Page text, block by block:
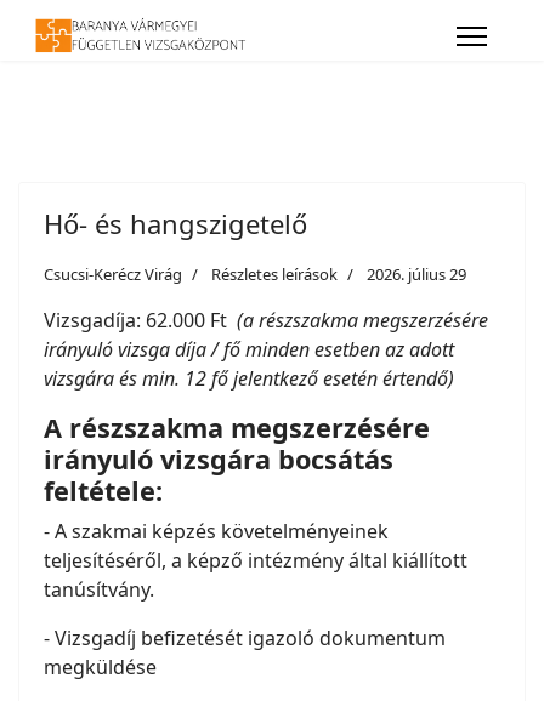
Hő- és hangszigetelő
Csucsi-Kerécz Virág Részletes leírások 2026. július 29
Vizsgadíja: 62.000 Ft (a részszakma megszerzésére
irányuló vizsga díja / fő minden esetben az adott
vizsgára és min. 12 fő jelentkező esetén értendő)
A részszakma megszerzésére
irányuló vizsgára bocsátás
feltétele:
- A szakmai képzés követelményeinek
teljesítéséről, a képző intézmény által kiállított
tanúsítvány.
- Vizsgadíj befizetését igazoló dokumentum
megküldése